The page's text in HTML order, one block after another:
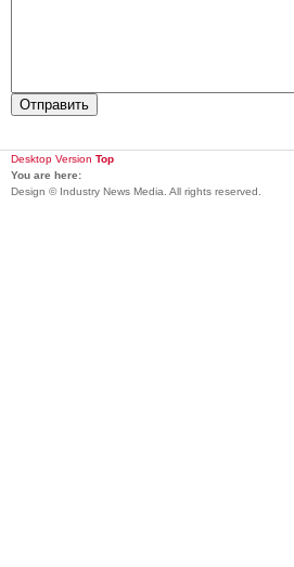
Desktop Version Top
You are here:
Design © Industry News Media. All rights reserved.